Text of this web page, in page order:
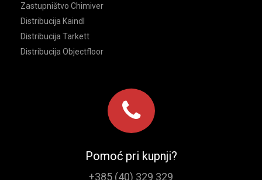
Zastupništvo Chimiver
Distribucija Kaindl
Distribucija Tarkett
Distribucija Objectfloor
Pomoć pri kupnji?
+385 (40) 329 329